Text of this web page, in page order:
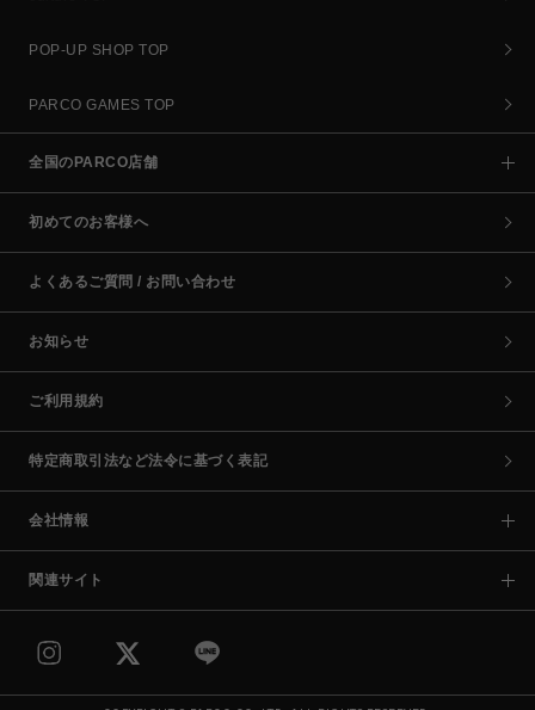
POP-UP SHOP TOP
PARCO GAMES TOP
全国のPARCO店舗
初めてのお客様へ
よくあるご質問 / お問い合わせ
お知らせ
ご利用規約
特定商取引法など法令に基づく表記
会社情報
関連サイト